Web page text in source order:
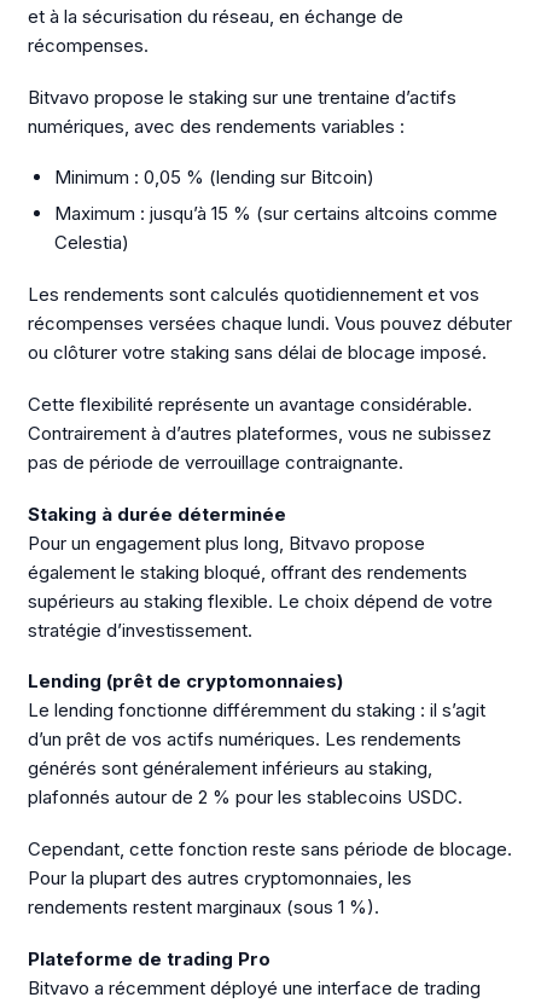
et à la sécurisation du réseau, en échange de
récompenses.
Bitvavo propose le staking sur une trentaine d’actifs
numériques, avec des rendements variables :
Minimum : 0,05 % (lending sur Bitcoin)
Maximum : jusqu’à 15 % (sur certains altcoins comme
Celestia)
Les rendements sont calculés quotidiennement et vos
récompenses versées chaque lundi. Vous pouvez débuter
ou clôturer votre staking sans délai de blocage imposé.
Cette flexibilité représente un avantage considérable.
Contrairement à d’autres plateformes, vous ne subissez
pas de période de verrouillage contraignante.
Staking à durée déterminée
Pour un engagement plus long, Bitvavo propose
également le staking bloqué, offrant des rendements
supérieurs au staking flexible. Le choix dépend de votre
stratégie d’investissement.
Lending (prêt de cryptomonnaies)
Le lending fonctionne différemment du staking : il s’agit
d’un prêt de vos actifs numériques. Les rendements
générés sont généralement inférieurs au staking,
plafonnés autour de 2 % pour les stablecoins USDC.
Cependant, cette fonction reste sans période de blocage.
Pour la plupart des autres cryptomonnaies, les
rendements restent marginaux (sous 1 %).
Plateforme de trading Pro
Bitvavo a récemment déployé une interface de trading